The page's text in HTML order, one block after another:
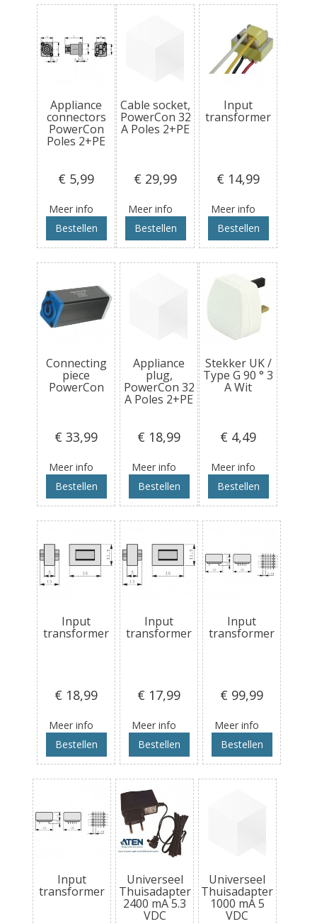
Appliance
connectors
PowerCon
Poles 2+PE
€ 5,99
Meer info
Bestellen
Cable socket,
PowerCon 32
A Poles 2+PE
€ 29,99
Meer info
Bestellen
Input
transformer
€ 14,99
Meer info
Bestellen
Connecting
piece
PowerCon
€ 33,99
Meer info
Bestellen
Appliance
plug,
PowerCon 32
A Poles 2+PE
€ 18,99
Meer info
Bestellen
Stekker UK /
Type G 90 ° 3
A Wit
€ 4,49
Meer info
Bestellen
Input
transformer
€ 18,99
Meer info
Bestellen
Input
transformer
€ 17,99
Meer info
Bestellen
Input
transformer
€ 99,99
Meer info
Bestellen
Input
transformer
Universeel
Thuisadapter
2400 mA 5.3
VDC
Universeel
Thuisadapter
1000 mA 5
VDC